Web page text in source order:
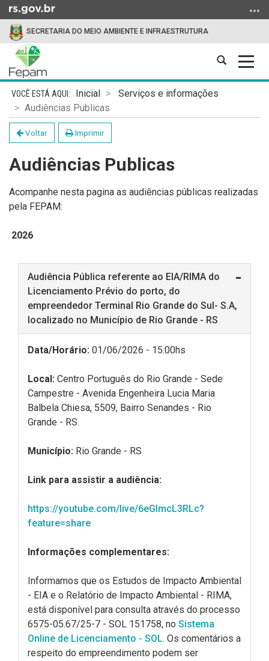
para
conteúdo
para
menu
para
busca
SECRETARIA DO MEIO AMBIENTE E INFRAESTRUTURA
Abrir
busca
Início
conteúdo
Inicial
Serviços e informações
Audiências Publicas
Voltar Imprimir
Audiências Publicas
Acompanhe nesta pagina as audiências públicas realizadas
pela FEPAM:
2026
Audiência Pública referente ao EIA/RIMA do
Licenciamento Prévio do porto, do
empreendedor Terminal Rio Grande do Sul- S.A,
localizado no Município de Rio Grande - RS
Data/Horário: 01/06/2026 - 15:00hs
Local: Centro Português do Rio Grande - Sede
Campestre - Avenida Engenheira Lucia Maria
Balbela Chiesa, 5509, Bairro Senandes - Rio
Grande - RS.
Município: Rio Grande - RS
Link para assistir a audiência:
https://youtube.com/live/6eGlmcL3RLc?
feature=share
Informações complementares:
Informamos que os Estudos de Impacto Ambiental
- EIA e o Relatório de Impacto Ambiental - RIMA,
está disponível para consulta através do processo
6575-05.67/25-7 - SOL 151758, no Sistema
Online de Licenciamento - SOL. Os comentários a
respeito do empreendimento podem ser